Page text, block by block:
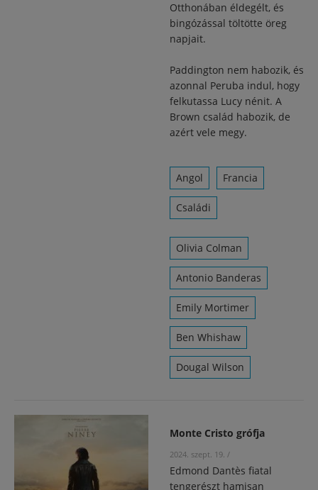
Otthonában éldegélt, és
bingózással töltötte öreg
napjait.
Paddington nem habozik, és
azonnal Peruba indul, hogy
felkutassa Lucy nénit. A
Brown család habozik, de
azért vele megy.
Angol Francia
Családi
Olivia Colman
Antonio Banderas
Emily Mortimer
Ben Whishaw
Dougal Wilson
Monte Cristo grófja
2024. szept. 19. /
Edmond Dantès fiatal
tengerészt hamisan